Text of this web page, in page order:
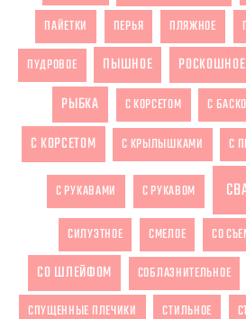
ПАЙЕТКИ ПЕРЬЯ ПЛЯЖНОЕ
ПУДРОВОЕ ПЫШНОЕ РОСКОШНОЕ
РЫБКА С КОРСЕТОМ С
С КОРСЕТОМ С КРЫЛЫШКАМИ С
С РУКАВАМИ С РУКАВОМ
СИЛУЭТНОЕ СМЕЛОЕ СО
СО ШЛЕЙФОМ СОБЛАЗНИТЕЛЬНОЕ
СПУЩЕННЫЕ ПЛЕЧИКИ СТИЛЬНОЕ